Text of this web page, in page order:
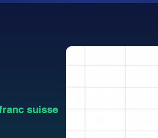
suisse